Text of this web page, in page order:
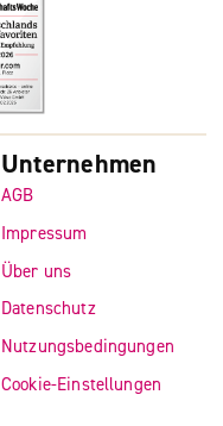
Unternehmen
AGB
Impressum
Über uns
Datenschutz
Nutzungsbedingungen
Cookie-Einstellungen